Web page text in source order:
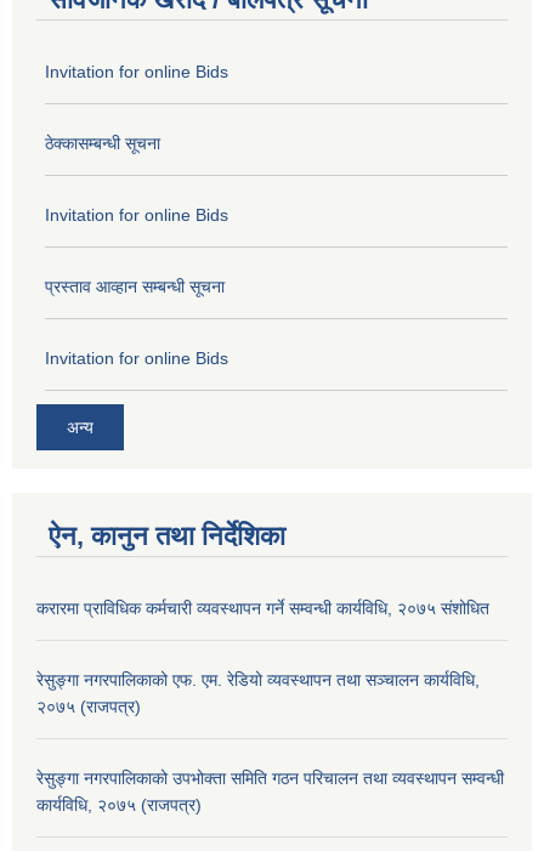
Invitation for online Bids
ठेक्कासम्बन्धी सूचना
Invitation for online Bids
प्रस्ताव आव्हान सम्बन्धी सूचना
Invitation for online Bids
अन्य
ऐन, कानुन तथा निर्देशिका
करारमा प्राविधिक कर्मचारी व्यवस्थापन गर्ने सम्वन्धी कार्यविधि, २०७५ संशोधित
रेसुङ्गा नगरपालिकाको एफ. एम. रेडियो व्यवस्थापन तथा सञ्चालन कार्यविधि,
२०७५ (राजपत्र)
रेसुङ्गा नगरपालिकाको उपभोक्ता समिति गठन परिचालन तथा व्यवस्थापन सम्वन्धी
कार्यविधि, २०७५ (राजपत्र)